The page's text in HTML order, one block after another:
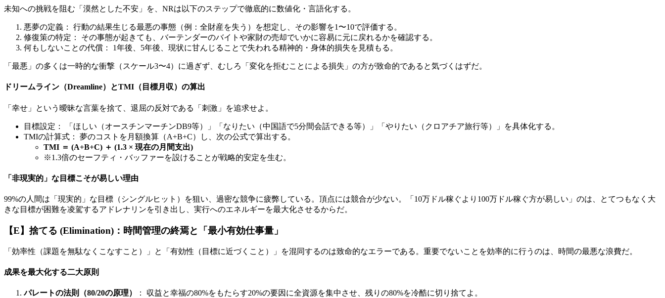
未知への挑戦を阻む「漠然とした不安」を、NRは以下のステップで徹底的に数値化・言語化する。
悪夢の定義： 行動の結果生じる最悪の事態（例：全財産を失う）を想定し、その影響を1〜10で評価する。
修復策の特定： その事態が起きても、バーテンダーのバイトや家財の売却でいかに容易に元に戻れるかを確認する。
何もしないことの代償： 1年後、5年後、現状に甘んじることで失われる精神的・身体的損失を見積もる。
「最悪」の多くは一時的な衝撃（スケール3〜4）に過ぎず、むしろ「変化を拒むことによる損失」の方が致命的であると気づくはずだ。
ドリームライン（Dreamline）とTMI（目標月収）の算出
「幸せ」という曖昧な言葉を捨て、退屈の反対である「刺激」を追求せよ。
目標設定： 「ほしい（オースチンマーチンDB9等）」「なりたい（中国語で5分間会話できる等）」「やりたい（クロアチア旅行等）」を具体化する。
TMIの計算式： 夢のコストを月額換算（A+B+C）し、次の公式で算出する。
TMI ＝ (A+B+C) ＋ (1.3 × 現在の月間支出)
※1.3倍のセーフティ・バッファーを設けることが戦略的安定を生む。
「非現実的」な目標こそが易しい理由
99%の人間は「現実的」な目標（シングルヒット）を狙い、過密な競争に疲弊している。頂点には競合が少ない。「10万ドル稼ぐより100万ドル稼ぐ方が易しい」のは、とてつもなく大
きな目標が困難を凌駕するアドレナリンを引き出し、実行へのエネルギーを最大化させるからだ。
【E】捨てる (Elimination)：時間管理の終焉と「最小有効仕事量」
「効率性（課題を無駄なくこなすこと）」と「有効性（目標に近づくこと）」を混同するのは致命的なエラーである。重要でないことを効率的に行うのは、時間の最悪な浪費だ。
成果を最大化する二大原則
パレートの法則（80/20の原理）
： 収益と幸福の80%をもたらす20%の要因に全資源を集中させ、残りの80%を冷酷に切り捨てよ。